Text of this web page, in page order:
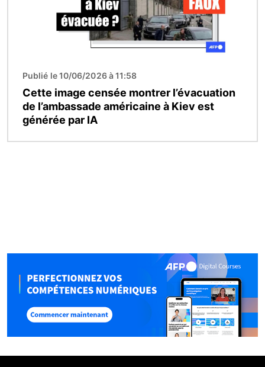
Publié le 10/06/2026 à 11:58
Cette image censée montrer l’évacuation
de l’ambassade américaine à Kiev est
générée par IA